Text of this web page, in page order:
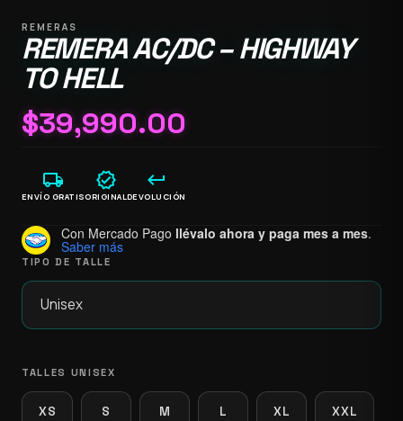
REMERAS
REMERA AC/DC – HIGHWAY
TO HELL
$39,990.00
local_shipping
ENVÍO GRATIS
verified
ORIGINAL
keyboard_return
DEVOLUCIÓN
Con Mercado Pago llévalo ahora y paga mes a mes.
Saber más
TIPO DE TALLE
TALLES UNISEX
XS S M L XL XXL